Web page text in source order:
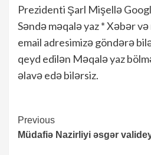
Prezidenti Şarl Mişellə
Səndə məqalə yaz * Xəbər
email adresimizə göndərə
qeyd edilən Məqalə yaz
əlavə edə bilərsiz.
Continue
Reading
Previous
Müdafiə Nazirliyi əsgər